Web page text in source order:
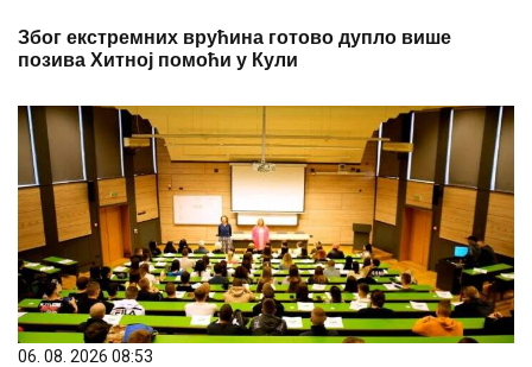
Због екстремних врућина готово дупло више
позива Хитној помоћи у Кули
06. 08. 2026 08:53